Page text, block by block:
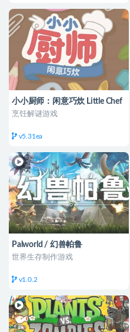
小小厨师：闲意巧炊 Little Chef
烹饪解谜游戏
v5.31ea
Palworld / 幻兽帕鲁
世界生存制作游戏
v1.0.2